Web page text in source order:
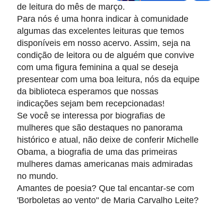
de leitura do mês de março.
Para nós é uma honra indicar à comunidade
algumas das excelentes leituras que temos
disponíveis em nosso acervo. Assim, seja na
condição de leitora ou de alguém que convive
com uma figura feminina a qual se deseja
presentear com uma boa leitura, nós da equipe
da biblioteca esperamos que nossas
indicações sejam bem recepcionadas!
Se você se interessa por biografias de
mulheres que são destaques no panorama
histórico e atual, não deixe de conferir Michelle
Obama, a biografia de uma das primeiras
mulheres damas americanas mais admiradas
no mundo.
Amantes de poesia? Que tal encantar-se com
'Borboletas ao vento" de Maria Carvalho Leite?